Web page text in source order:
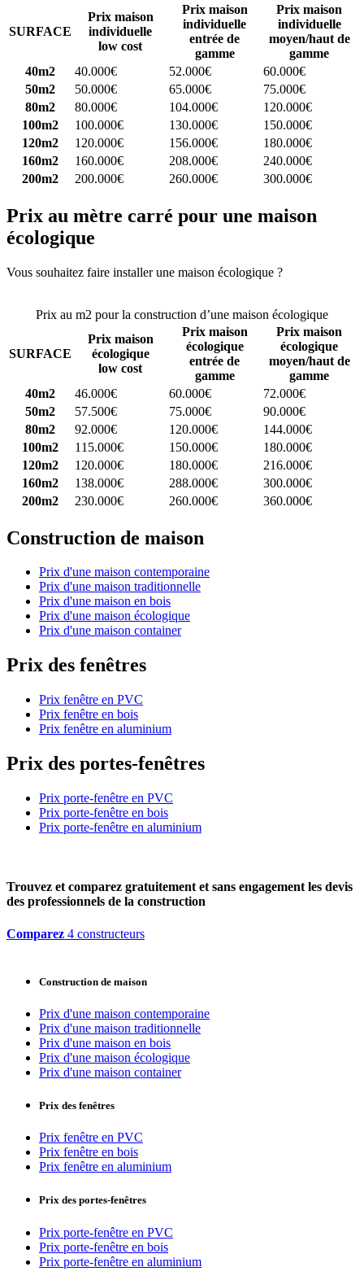
SURFACE
Prix maison
individuelle
low cost
Prix maison
individuelle
entrée de
gamme
Prix maison
individuelle
moyen/haut de
gamme
40m2
40.000€ 52.000€
60.000€
50m2
50.000€ 65.000€
75.000€
80m2
80.000€ 104.000€
120.000€
100m2
100.000€ 130.000€
150.000€
120m2
120.000€ 156.000€
180.000€
160m2
160.000€ 208.000€
240.000€
200m2
200.000€ 260.000€ 300.000€
Prix au mètre carré pour une maison
écologique
Vous souhaitez faire installer une maison écologique ?
Prix au m2 pour la construction d’une maison écologique
SURFACE
Prix maison
écologique
low cost
Prix maison
écologique
entrée de
gamme
Prix maison
écologique
moyen/haut de
gamme
40m2
46.000€ 60.000€
72.000€
50m2
57.500€ 75.000€
90.000€
80m2
92.000€ 120.000€
144.000€
100m2
115.000€ 150.000€
180.000€
120m2
120.000€ 180.000€
216.000€
160m2
138.000€ 288.000€
300.000€
200m2
230.000€ 260.000€ 360.000€
Construction de maison
Prix d'une maison contemporaine
Prix d'une maison traditionnelle
Prix d'une maison en bois
Prix d'une maison écologique
Prix d'une maison container
Prix des fenêtres
Prix fenêtre en PVC
Prix fenêtre en bois
Prix fenêtre en aluminium
Prix des portes-fenêtres
Prix porte-fenêtre en PVC
Prix porte-fenêtre en bois
Prix porte-fenêtre en aluminium
Trouvez et comparez gratuitement et sans engagement les devis
des professionnels de la construction
Comparez 4 constructeurs
Construction de maison
Prix d'une maison contemporaine
Prix d'une maison traditionnelle
Prix d'une maison en bois
Prix d'une maison écologique
Prix d'une maison container
Prix des fenêtres
Prix fenêtre en PVC
Prix fenêtre en bois
Prix fenêtre en aluminium
Prix des portes-fenêtres
Prix porte-fenêtre en PVC
Prix porte-fenêtre en bois
Prix porte-fenêtre en aluminium